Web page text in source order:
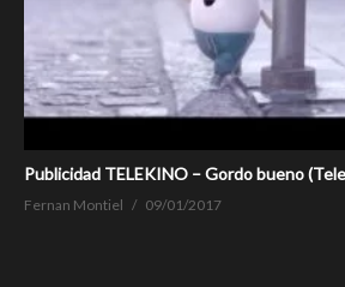
Publicidad TELEKINO – Gordo bueno
Fernan Montiel 09/01/2017